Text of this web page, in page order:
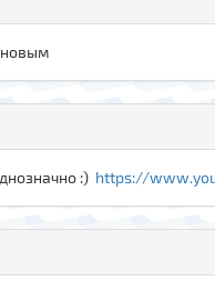
:) https://